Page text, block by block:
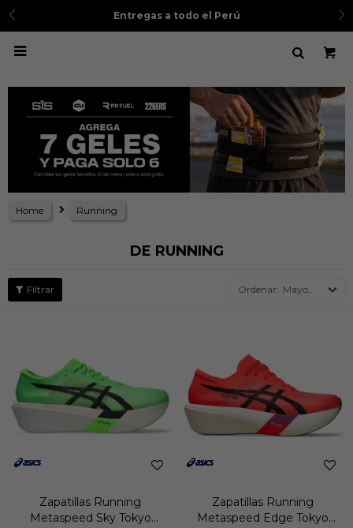
Entregas a todo el Perú

Home Running
DE RUNNING
Mayor precio
Zapatillas Running
Metaspeed Sky Tokyo
Zapatillas Running
Metaspeed Edge Tokyo